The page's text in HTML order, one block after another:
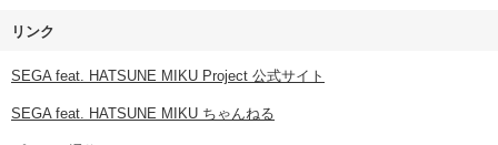
リンク
SEGA feat. HATSUNE MIKU Project 公式サイト
SEGA feat. HATSUNE MIKU ちゃんねる